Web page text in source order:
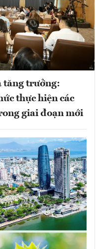
tăng trưởng:
thực hiện các
giai đoạn mới